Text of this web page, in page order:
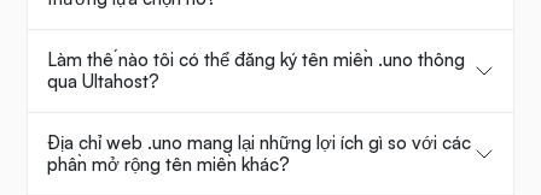
Làm thế nào tôi có thể đăng ký tên miền .uno thông
qua Ultahost?
Địa chỉ web .uno mang lại những lợi ích gì so với các
phần mở rộng tên miền khác?